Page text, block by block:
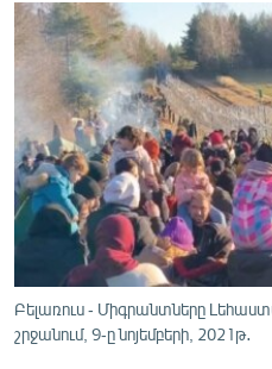
ՊԱՏԵՐԱԶՄԻ 6
ՏԱՐԱԾԱՇՐՋԱՆ
ՄԻՋԱԶԳԱՅԻՆ
ՄՇԱԿՈՒՅԹ
ՍՊՈՐՏ
ՄԵԿՆԱԲԱՆՈՒԹՅՈՒՆ
ՏՏ ԵՒ ԻՆՏԵՐՆԵՏ
ԿՈՐՈՆԱՎԻՐՈՒՍ
Բելառուս - Միգրանտները
շրջանում, 9-ը նոյեմբերի, 2021թ․